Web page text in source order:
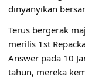
dinyanyikan
Terus bergerak
merilis 1st
Answer pada 10
tahun, mereka